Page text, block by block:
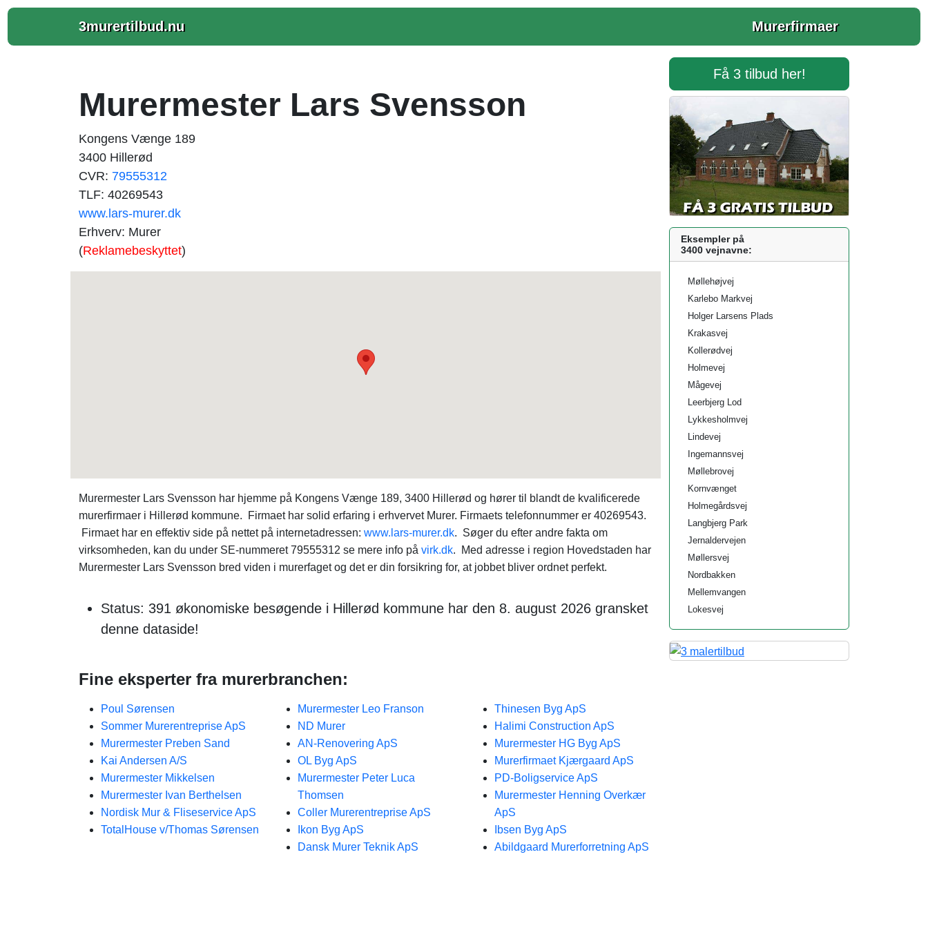
3murertilbud.nu Murerfirmaer
Murermester Lars Svensson
Kongens Vænge 189
3400 Hillerød
CVR: 79555312
TLF: 40269543
www.lars-murer.dk
Erhverv: Murer
(Reklamebeskyttet)
Murermester Lars Svensson har hjemme på Kongens Vænge 189, 3400 Hillerød og hører til blandt de kvalificerede
murerfirmaer i Hillerød kommune. Firmaet har solid erfaring i erhvervet Murer. Firmaets telefonnummer er 40269543.
Firmaet har en effektiv side på nettet på internetadressen: www.lars-murer.dk. Søger du efter andre fakta om
virksomheden, kan du under SE-nummeret 79555312 se mere info på virk.dk. Med adresse i region Hovedstaden har
Murermester Lars Svensson bred viden i murerfaget og det er din forsikring for, at jobbet bliver ordnet perfekt.
Status: 391 økonomiske besøgende i Hillerød kommune har den 8. august 2026 gransket
denne dataside!
Fine eksperter fra murerbranchen:
Poul Sørensen
Sommer Murerentreprise ApS
Murermester Preben Sand
Kai Andersen A/S
Murermester Mikkelsen
Murermester Ivan Berthelsen
Nordisk Mur & Fliseservice ApS
TotalHouse v/Thomas Sørensen
Murermester Leo Franson
ND Murer
AN-Renovering ApS
OL Byg ApS
Murermester Peter Luca
Thomsen
Coller Murerentreprise ApS
Ikon Byg ApS
Dansk Murer Teknik ApS
Thinesen Byg ApS
Halimi Construction ApS
Murermester HG Byg ApS
Murerfirmaet Kjærgaard ApS
PD-Boligservice ApS
Murermester Henning Overkær
ApS
Ibsen Byg ApS
Abildgaard Murerforretning ApS
Få 3 tilbud her!
Eksempler på
3400 vejnavne:
Møllehøjvej
Karlebo Markvej
Holger Larsens Plads
Krakasvej
Kollerødvej
Holmevej
Mågevej
Leerbjerg Lod
Lykkesholmvej
Lindevej
Ingemannsvej
Møllebrovej
Kornvænget
Holmegårdsvej
Langbjerg Park
Jernaldervejen
Møllersvej
Nordbakken
Mellemvangen
Lokesvej